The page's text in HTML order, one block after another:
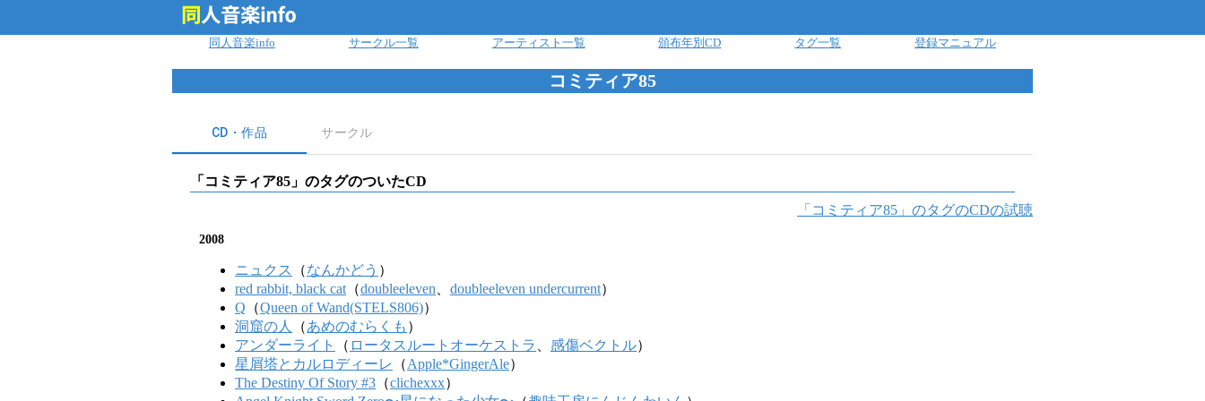
同人音楽info サークル一覧 アーティスト一覧 頒布年別CD タグ一覧 登録マニュアル
コミティア85
CD・作品 サークル
「 コミティア85 」のタグのついたCD
「 コミティア85 」のタグのCDの試聴
2008
ニュクス （なんかどう ）
red rabbit, black cat （doubleeleven doubleeleven undercurrent）
Q （Queen of Wand(STELS806)）
洞窟の人
（あめのむらくも ）
アンダーライト
（ ロータスルートオーケストラ 感傷ベクトル）
星屑塔とカルロディーレ
（Apple*GingerAle）
The Destiny Of Story #3 （clichexxx）